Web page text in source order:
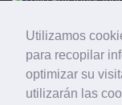
Utilizamos
para recopilar
optimizar su
utilizarán las
Ediciones Industria
el mercado de la
profesionales
comunicación visual